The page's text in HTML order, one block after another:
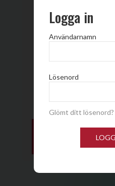
Logga in
Användarnamn
Lösenord
Glömt ditt lösenord?